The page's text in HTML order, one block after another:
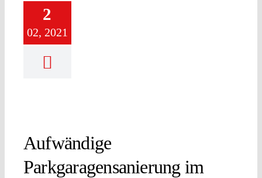
2
02, 2021
Aufwändige
Parkgaragensanierung im